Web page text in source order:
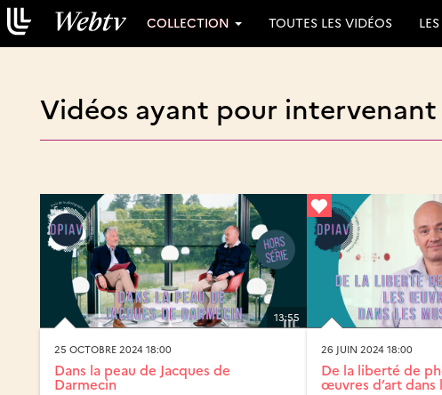
COLLECTION TOUTES LES VIDÉOS
Vidéos ayant pour intervenant
13:55
25 OCTOBRE 2024 18:00
Dans la peau de Jacques de
Darmecin
26 JUIN 2024 18:00
De la liberté de
œuvres d’art dans